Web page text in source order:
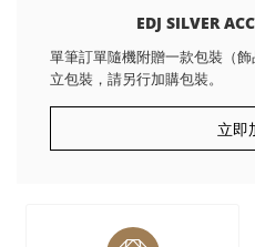
EDJ SILVER
單筆訂單隨機附贈一款包裝（
立包裝，請另行加購包裝。
立即